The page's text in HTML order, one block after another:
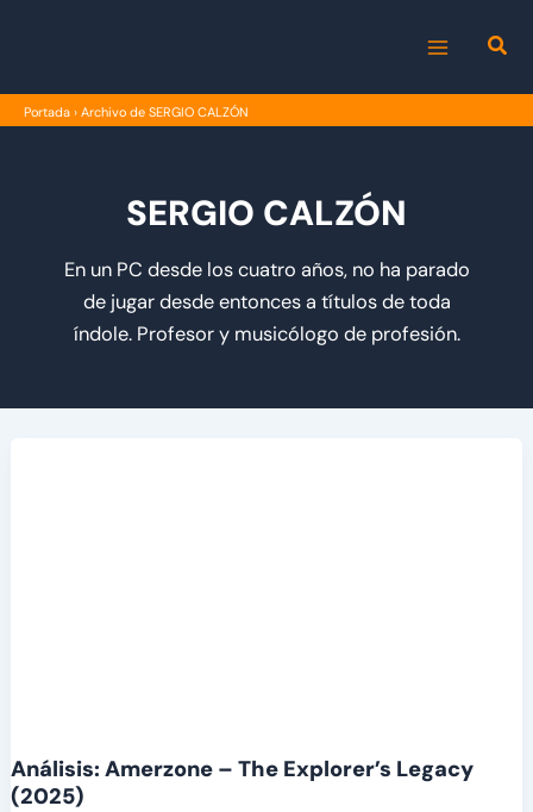
MENU
Portada › Archivo de SERGIO CALZÓN
SERGIO CALZÓN
En un PC desde los cuatro años, no ha parado
de jugar desde entonces a títulos de toda
índole. Profesor y musicólogo de profesión.
Análisis: Amerzone – The Explorer’s Legacy
(2025)